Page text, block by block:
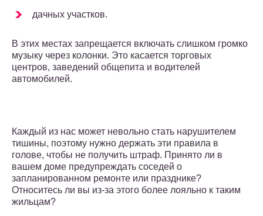
дачных участков.
В этих местах запрещается включать слишком громко
музыку через колонки. Это касается торговых
центров, заведений общепита и водителей
автомобилей.
Каждый из нас может невольно стать нарушителем
тишины, поэтому нужно держать эти правила в
голове, чтобы не получить штраф. Принято ли в
вашем доме предупреждать соседей о
запланированном ремонте или празднике?
Относитесь ли вы из-за этого более лояльно к таким
жильцам?